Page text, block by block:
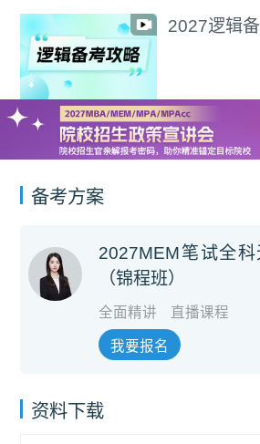
2027逻辑备考
备考方案
2027MEM笔试全科
（锦程班）
全面精讲 直播课程
我要报名
资料下载